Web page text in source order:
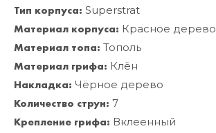
Тип корпуса: Superstrat
Материал корпуса: Красное дерево
Материал топа: Тополь
Материал грифа: Клён
Накладка: Чёрное дерево
Количество струн: 7
Крепление грифа: Вклеенный